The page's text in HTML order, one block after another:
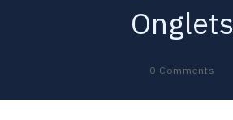
Onglets
0 Comments